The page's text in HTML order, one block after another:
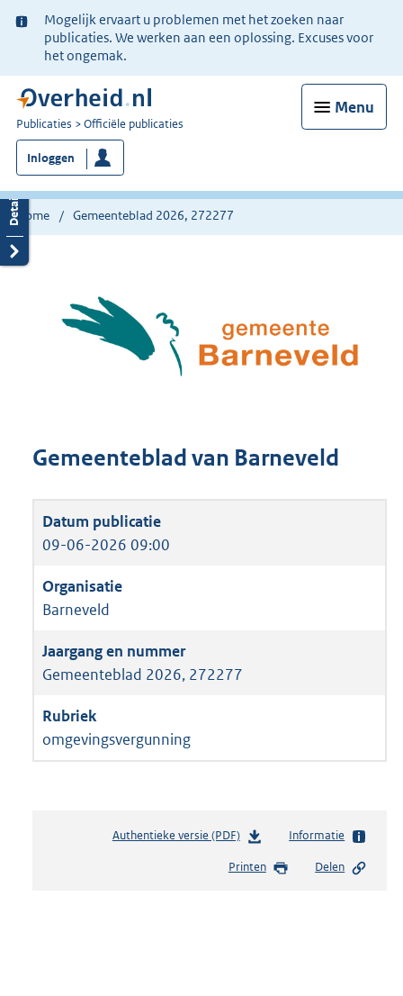
Ter
informatie:
Mogelijk ervaart u problemen met het zoeken naar
publicaties. We werken aan een oplossing. Excuses voor
het ongemak.
Menu
U
bent
nu
hier:
Publicaties Officiële publicaties
Inloggen
Home Gemeenteblad 2026, 272277
Gemeenteblad van Barneveld
09-06-2026 09:00
Barneveld
Gemeenteblad 2026, 272277
omgevingsvergunning
Authentieke versie (PDF)b
s
Informatie
Printen Delen